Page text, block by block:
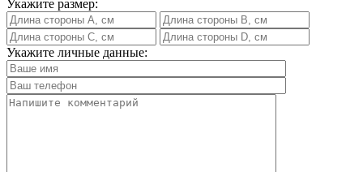
Укажите размер:
Укажите личные данные: